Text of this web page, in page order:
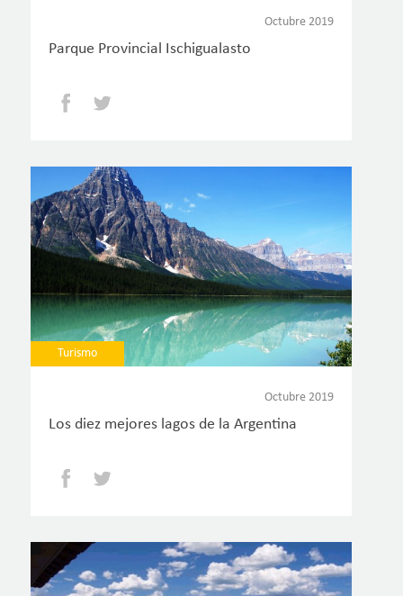
Octubre 2019
Parque Provincial Ischigualasto
Facebook
Turismo
Octubre 2019
Los diez mejores lagos de la Argentina
Facebook